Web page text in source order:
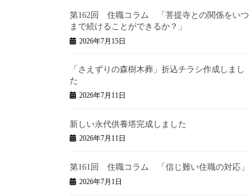
第162回 住職コラム 「菩提寺との関係をいつ
まで続けることができるか？」
2026年7月15日
「さえずりの森樹木葬」折込チラシ作成しまし
た
2026年7月11日
新しい永代供養塔完成しました
2026年7月11日
第161回 住職コラム 「信じ難い住職の対応」
2026年7月1日